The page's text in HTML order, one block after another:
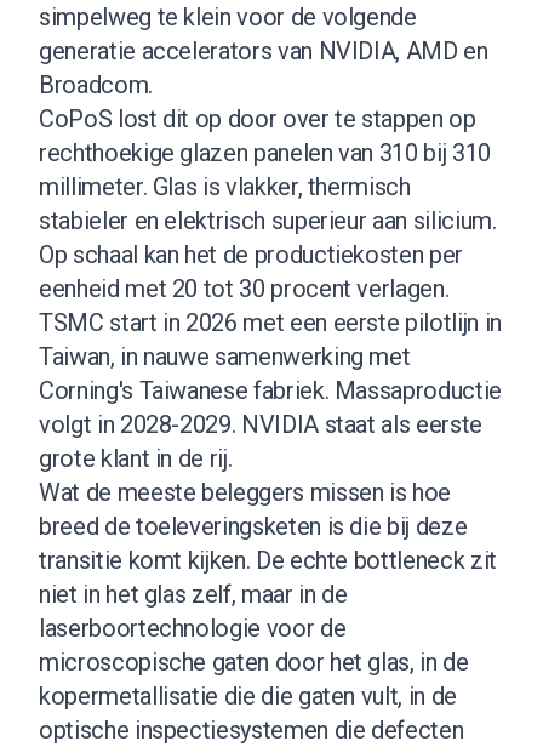
simpelweg te klein voor de volgende
generatie accelerators van NVIDIA, AMD en
Broadcom.
CoPoS lost dit op door over te stappen op
rechthoekige glazen panelen van 310 bij 310
millimeter. Glas is vlakker, thermisch
stabieler en elektrisch superieur aan silicium.
Op schaal kan het de productiekosten per
eenheid met 20 tot 30 procent verlagen.
TSMC start in 2026 met een eerste pilotlijn in
Taiwan, in nauwe samenwerking met
Corning's Taiwanese fabriek. Massaproductie
volgt in 2028-2029. NVIDIA staat als eerste
grote klant in de rij.
Wat de meeste beleggers missen is hoe
breed de toeleveringsketen is die bij deze
transitie komt kijken. De echte bottleneck zit
niet in het glas zelf, maar in de
laserboortechnologie voor de
microscopische gaten door het glas, in de
kopermetallisatie die die gaten vult, in de
optische inspectiesystemen die defecten